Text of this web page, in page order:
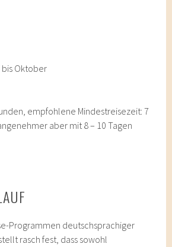
bis Oktober
empfohlene Mindestreisezeit: 7
aber mit 8 – 10 Tagen
Programmen deutschsprachiger
rasch fest, dass sowohl